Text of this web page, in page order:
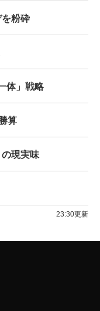
粉砕
体」戦略
算
現実味
23:30更新